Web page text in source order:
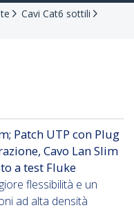
Cavi Cat6 sottili
Patch UTP con Plug
Cavo Lan Slim
a test Fluke
flessibilità e un
ad alta densità